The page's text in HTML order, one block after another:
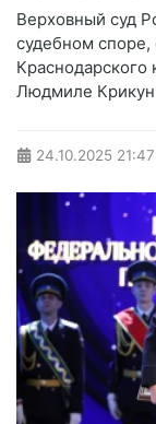
Верховный суд
судебном споре,
Краснодарского
Людмиле Крикун
24.10.2025 21:47